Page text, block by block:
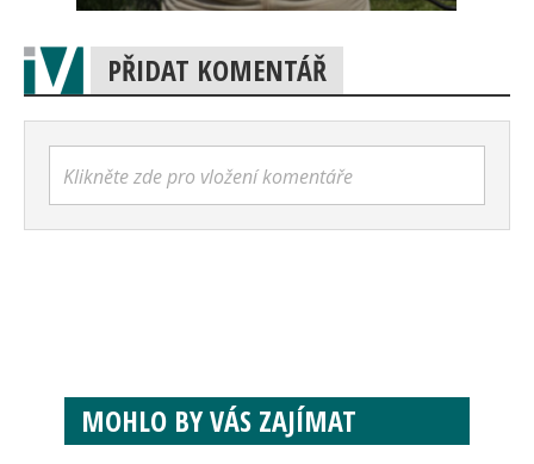
PŘIDAT KOMENTÁŘ
Klikněte zde pro vložení komentáře
MOHLO BY VÁS ZAJÍMAT